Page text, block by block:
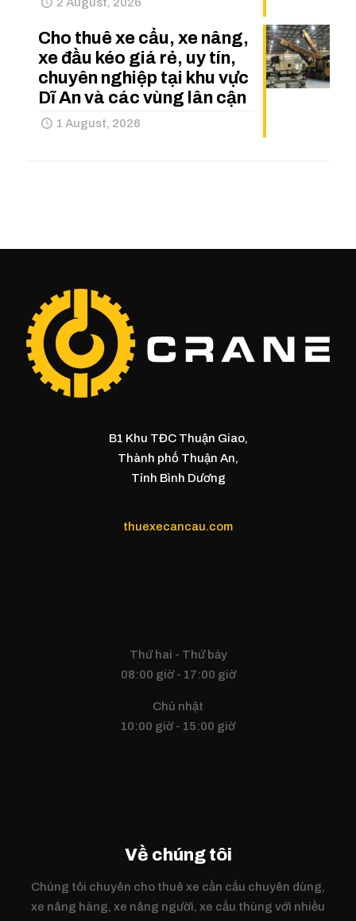
Cho thuê xe cẩu, xe nâng,
xe đầu kéo giá rẻ, uy tín,
chuyên nghiệp tại khu vực
Dĩ An và các vùng lân cận
1 August, 2026
B1 Khu TĐC Thuận Giao,
Thành phố Thuận An,
Tỉnh Bình Dương
thuexecancau.com
Thứ hai - Thứ bảy
08:00 giờ - 17:00 giờ
Chủ nhật
10:00 giờ - 15:00 giờ
Về chúng tôi
Chúng tôi chuyên cho thuê xe cần cẩu chuyên dùng,
xe nâng hàng, xe nâng người, xe cẩu thùng với nhiều